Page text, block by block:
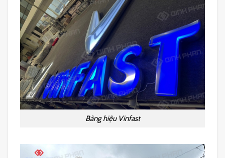
Bảng hiệu Vinfast